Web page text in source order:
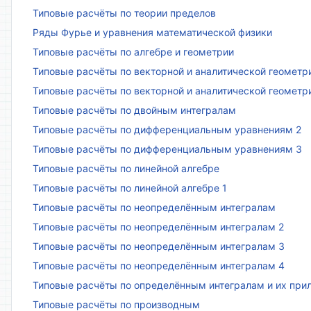
Типовые расчёты по теории пределов
Ряды Фурье и уравнения математической физики
Типовые расчёты по алгебре и геометрии
Типовые расчёты по векторной и аналитической
Типовые расчёты по векторной и аналитической
Типовые расчёты по двойным интегралам
Типовые расчёты по дифференциальным уравнениям 2
Типовые расчёты по дифференциальным уравнениям 3
Типовые расчёты по линейной алгебре
Типовые расчёты по линейной алгебре 1
Типовые расчёты по неопределённым интегралам
Типовые расчёты по неопределённым интегралам 2
Типовые расчёты по неопределённым интегралам 3
Типовые расчёты по неопределённым интегралам 4
Типовые расчёты по определённым интегралам и их
Типовые расчёты по производным